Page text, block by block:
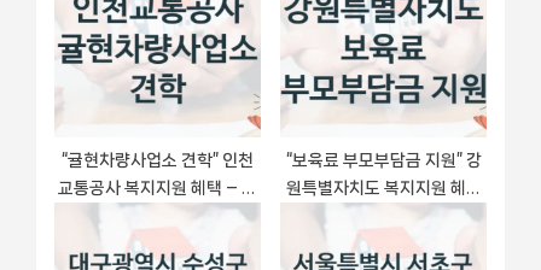
“귤현차량사업소 견학” 인천
교통공사 복지지원 혜택 – 일
정과 신청 방법
“보육료 부모부담금 지원” 강
원특별자치도 복지지원 혜택
– 신청 조건과 자격 조건